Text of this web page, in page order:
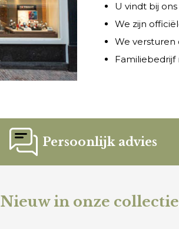
U vindt bij
We zijn
We versturen
Familiebedrijf
Persoonlijk advies
Nieuw in onze collectie